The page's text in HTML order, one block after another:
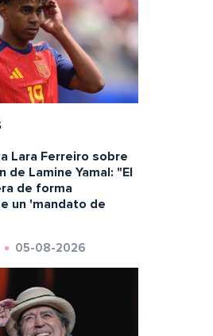
Lara Ferreiro sobre
de Lamine Yamal: "El
de forma
un 'mandato de
05-08-2026